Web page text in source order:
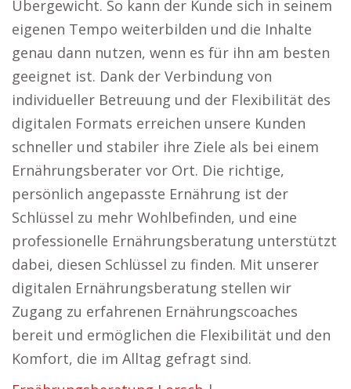
Übergewicht. So kann der Kunde sich in seinem
eigenen Tempo weiterbilden und die Inhalte
genau dann nutzen, wenn es für ihn am besten
geeignet ist. Dank der Verbindung von
individueller Betreuung und der Flexibilität des
digitalen Formats erreichen unsere Kunden
schneller und stabiler ihre Ziele als bei einem
Ernährungsberater vor Ort. Die richtige,
persönlich angepasste Ernährung ist der
Schlüssel zu mehr Wohlbefinden, und eine
professionelle Ernährungsberatung unterstützt
dabei, diesen Schlüssel zu finden. Mit unserer
digitalen Ernährungsberatung stellen wir
Zugang zu erfahrenen Ernährungscoaches
bereit und ermöglichen die Flexibilität und den
Komfort, die im Alltag gefragt sind.